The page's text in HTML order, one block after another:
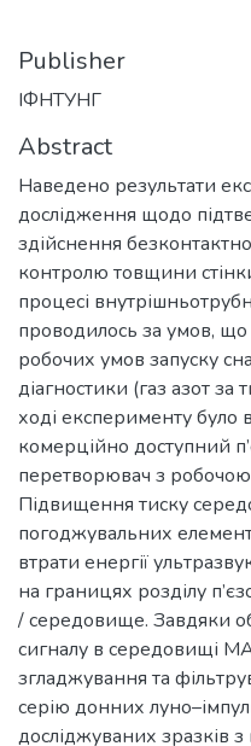
Publisher
ІФНТУНГ
Abstract
Наведено результати
дослідження щодо
здійснення
контролю товщини
процесі
проводилось за умов,
робочих умов запуску
діагностики (газ азот
ході експерименту
комерційно доступний
перетворювач з
Підвищення тиску
погоджувальних
втрати енергії
на границях розділу
/ середовище. Завдяки
сигналу в середовищі
згладжування та
серію донних
досліджуваних зразків